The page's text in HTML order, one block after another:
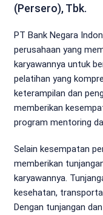
(Persero), Tbk.
PT Bank Negara
perusahaan yang
karyawannya untuk
pelatihan yang
keterampilan dan
memberikan
program mentoring
Selain kesempatan
memberikan
karyawannya.
kesehatan,
Dengan tunjangan